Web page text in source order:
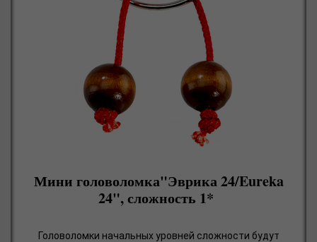
Мини головоломка"Эврика 24/Eureka
24", сложность 1*
Головоломки начальных уровней сложности будут